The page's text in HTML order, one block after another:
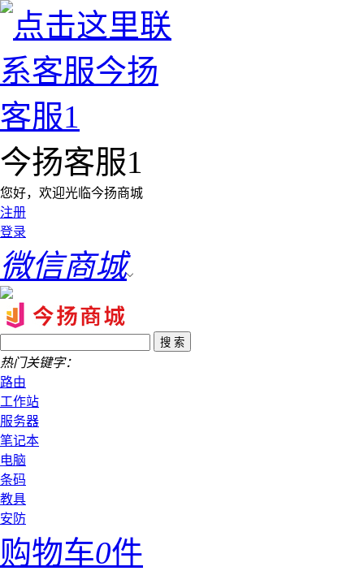
今扬客服1
您好，欢迎光临今扬商城
注册
登录
微信商城
热门关键字：
路由
工作站
服务器
笔记本
电脑
条码
教具
安防
购物车0件